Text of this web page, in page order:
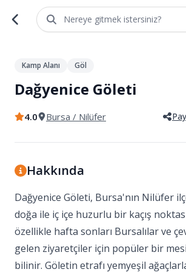
Nereye gitmek istersiniz?
Kamp Alanı Göl
Dağyenice Göleti
4.0 Bursa / Nilüfer
Hakkında
Dağyenice Göleti, Bursa'nın Nilüfer
doğa ile iç içe huzurlu bir kaçış
özellikle hafta sonları Bursalılar ve
gelen ziyaretçiler için popüler bir
bilinir. Göletin etrafı yemyeşil